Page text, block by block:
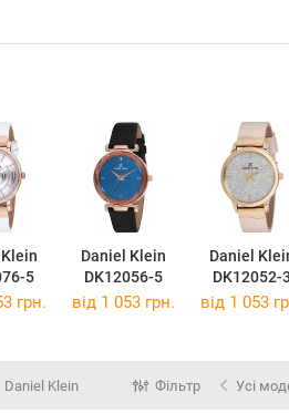
5
Daniel Klein
DK12056-5
Daniel
DK12052-
грн. від 1 053 грн. від 1 053
Daniel Klein Фільтр Усі